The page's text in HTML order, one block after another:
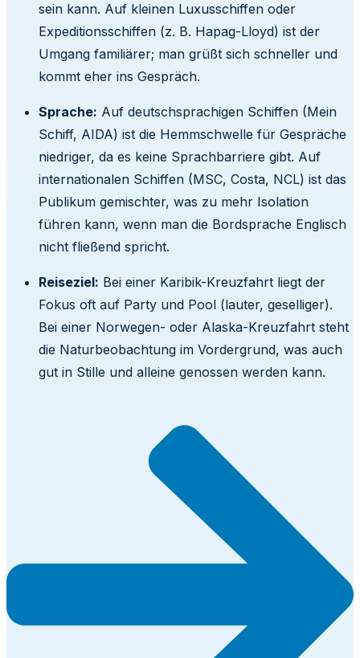
sein kann. Auf kleinen Luxusschiffen oder
Expeditionsschiffen (z. B. Hapag-Lloyd) ist der
Umgang familiärer; man grüßt sich schneller und
kommt eher ins Gespräch.
Sprache: Auf deutschsprachigen Schiffen (Mein
Schiff, AIDA) ist die Hemmschwelle für Gespräche
niedriger, da es keine Sprachbarriere gibt. Auf
internationalen Schiffen (MSC, Costa, NCL) ist das
Publikum gemischter, was zu mehr Isolation
führen kann, wenn man die Bordsprache Englisch
nicht fließend spricht.
Reiseziel: Bei einer Karibik-Kreuzfahrt liegt der
Fokus oft auf Party und Pool (lauter, geselliger).
Bei einer Norwegen- oder Alaska-Kreuzfahrt steht
die Naturbeobachtung im Vordergrund, was auch
gut in Stille und alleine genossen werden kann.